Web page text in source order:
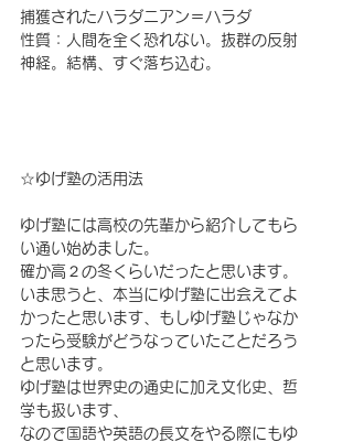
捕獲されたハラダニアン＝ハラダ
性質：人間を全く恐れない。抜群の反射
神経。結構、すぐ落ち込む。
☆ゆげ塾の活用法
ゆげ塾には高校の先輩から紹介してもら
い通い始めました。
確か高２の冬くらいだったと思います。
いま思うと、本当にゆげ塾に出会えてよ
かったと思います、もしゆげ塾じゃなか
ったら受験がどうなっていたことだろう
と思います。
ゆげ塾は世界史の通史に加え文化史、哲
学も扱います、
なので国語や英語の長文をやる際にもゆ